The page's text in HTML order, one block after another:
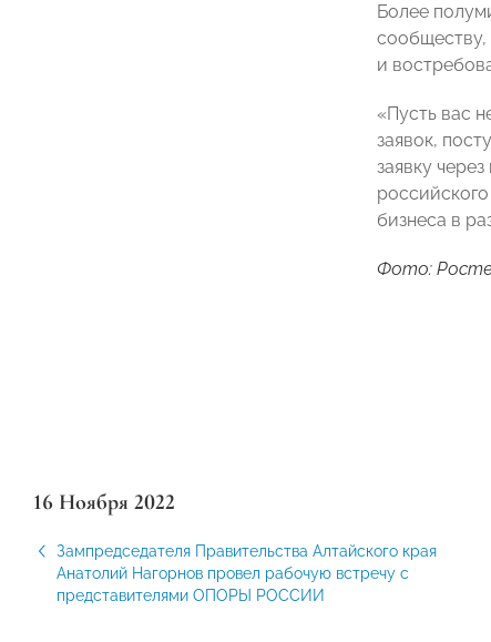
Более
и
«Пусть вас
заявок,
заявку
бизнеса в
Фото:
16 Ноября 2022
Зампредседателя Правительства Алтайского края
Анатолий Нагорнов провел рабочую встречу с
представителями ОПОРЫ РОССИИ